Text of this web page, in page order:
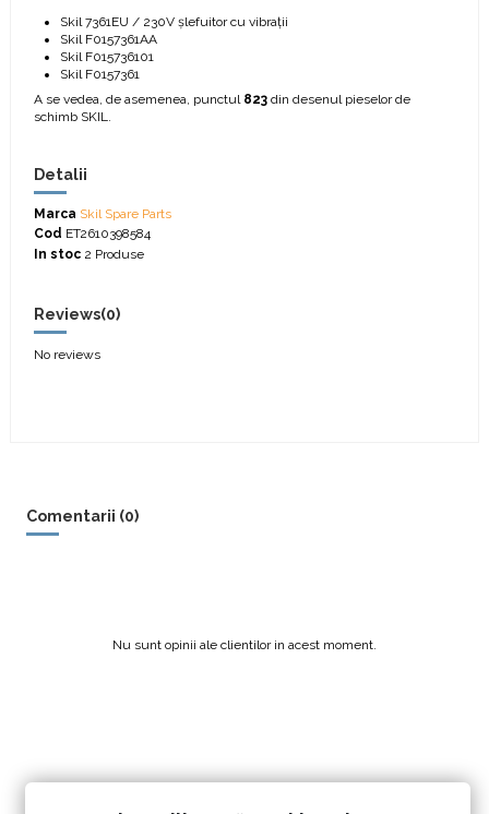
Skil 7361EU / 230V șlefuitor cu vibrații
Skil F0157361AA
Skil F015736101
Skil F0157361
A se vedea, de asemenea, punctul 823 din desenul pieselor de
schimb SKIL.
Detalii
Marca Skil Spare Parts
Cod ET2610398584
In stoc 2 Produse
Reviews(0)
No reviews
Comentarii (0)
Nu sunt opinii ale clientilor in acest moment.